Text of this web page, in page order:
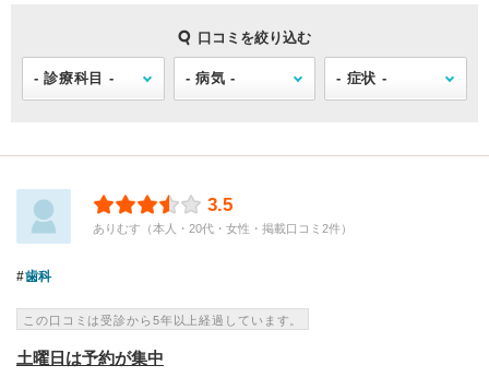
口コミを絞り込む
3.5
ありむす（本人・20代・女性・掲載口コミ2件）
歯科
この口コミは受診から5年以上経過しています。
土曜日は予約が集中